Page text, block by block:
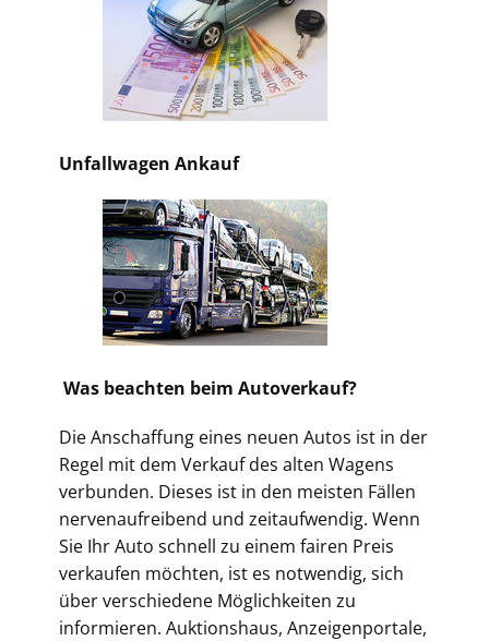
Unfallwagen Ankauf
Was beachten beim Autoverkauf?
Die Anschaffung eines neuen Autos ist in der
Regel mit dem Verkauf des alten Wagens
verbunden. Dieses ist in den meisten Fällen
nervenaufreibend und zeitaufwendig. Wenn
Sie Ihr Auto schnell zu einem fairen Preis
verkaufen möchten, ist es notwendig, sich
über verschiedene Möglichkeiten zu
informieren. Auktionshaus, Anzeigenportale,